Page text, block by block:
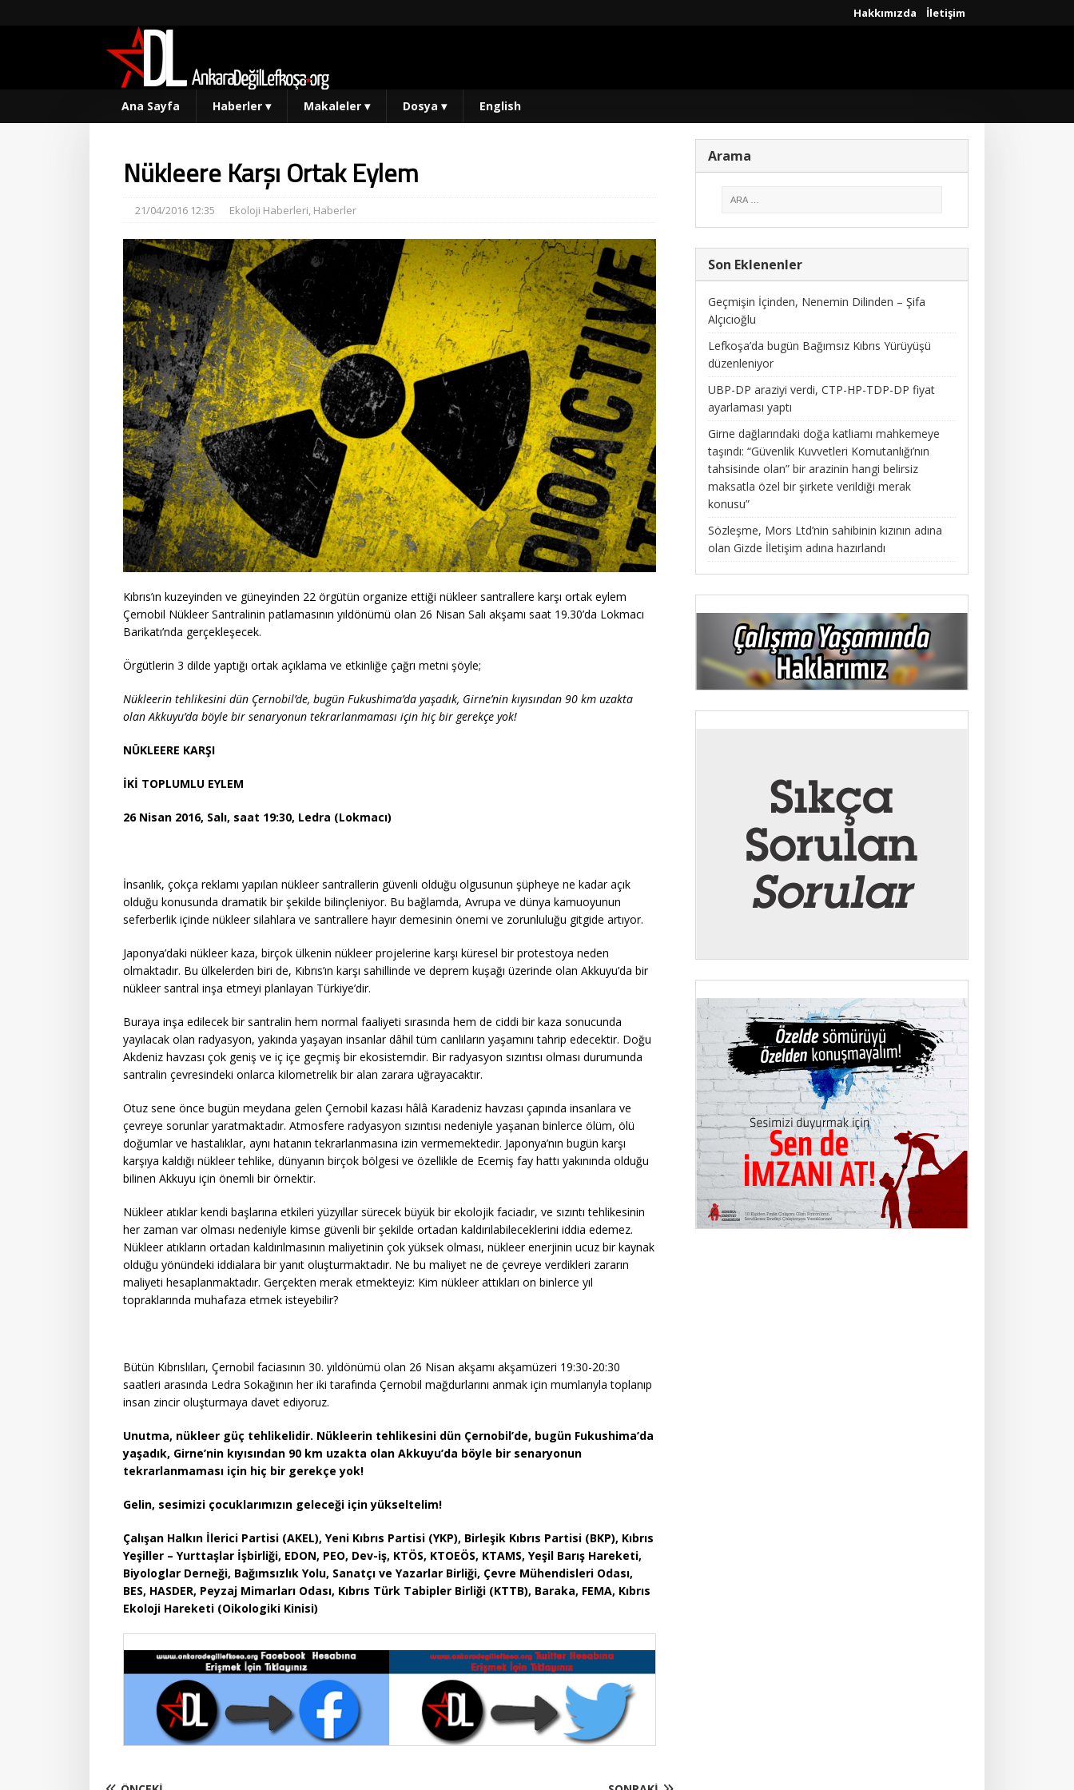
Hakkımızda İletişim
Ana Sayfa Haberler ▾ Makaleler ▾ Dosya ▾ English
Nükleere Karşı Ortak Eylem
21/04/2016 12:35 Ekoloji Haberleri, Haberler
Kıbrıs’ın kuzeyinden ve güneyinden 22 örgütün organize ettiği nükleer santrallere karşı ortak eylem
Çernobil Nükleer Santralinin patlamasının yıldönümü olan 26 Nisan Salı akşamı saat 19.30’da Lokmacı
Barikatı’nda gerçekleşecek.
Örgütlerin 3 dilde yaptığı ortak açıklama ve etkinliğe çağrı metni şöyle;
Nükleerin tehlikesini dün Çernobil’de, bugün Fukushima’da yaşadık, Girne’nin kıyısından 90 km uzakta
olan Akkuyu’da böyle bir senaryonun tekrarlanmaması için hiç bir gerekçe yok!
NÜKLEERE KARŞI
İKİ TOPLUMLU EYLEM
26 Nisan 2016, Salı, saat 19:30, Ledra (Lokmacı)
İnsanlık, çokça reklamı yapılan nükleer santrallerin güvenli olduğu olgusunun şüpheye ne kadar açık
olduğu konusunda dramatik bir şekilde bilinçleniyor. Bu bağlamda, Avrupa ve dünya kamuoyunun
seferberlik içinde nükleer silahlara ve santrallere hayır demesinin önemi ve zorunluluğu gitgide artıyor.
Japonya’daki nükleer kaza, birçok ülkenin nükleer projelerine karşı küresel bir protestoya neden
olmaktadır. Bu ülkelerden biri de, Kıbrıs’ın karşı sahillinde ve deprem kuşağı üzerinde olan Akkuyu’da bir
nükleer santral inşa etmeyi planlayan Türkiye’dir.
Buraya inşa edilecek bir santralin hem normal faaliyeti sırasında hem de ciddi bir kaza sonucunda
yayılacak olan radyasyon, yakında yaşayan insanlar dâhil tüm canlıların yaşamını tahrip edecektir. Doğu
Akdeniz havzası çok geniş ve iç içe geçmiş bir ekosistemdir. Bir radyasyon sızıntısı olması durumunda
santralin çevresindeki onlarca kilometrelik bir alan zarara uğrayacaktır.
Otuz sene önce bugün meydana gelen Çernobil kazası hâlâ Karadeniz havzası çapında insanlara ve
çevreye sorunlar yaratmaktadır. Atmosfere radyasyon sızıntısı nedeniyle yaşanan binlerce ölüm, ölü
doğumlar ve hastalıklar, aynı hatanın tekrarlanmasına izin vermemektedir. Japonya’nın bugün karşı
karşıya kaldığı nükleer tehlike, dünyanın birçok bölgesi ve özellikle de Ecemiş fay hattı yakınında olduğu
bilinen Akkuyu için önemli bir örnektir.
Nükleer atıklar kendi başlarına etkileri yüzyıllar sürecek büyük bir ekolojik faciadır, ve sızıntı tehlikesinin
her zaman var olması nedeniyle kimse güvenli bir şekilde ortadan kaldırılabileceklerini iddia edemez.
Nükleer atıkların ortadan kaldırılmasının maliyetinin çok yüksek olması, nükleer enerjinin ucuz bir kaynak
olduğu yönündeki iddialara bir yanıt oluşturmaktadır. Ne bu maliyet ne de çevreye verdikleri zararın
maliyeti hesaplanmaktadır. Gerçekten merak etmekteyiz: Kim nükleer attıkları on binlerce yıl
topraklarında muhafaza etmek isteyebilir?
Bütün Kıbrıslıları, Çernobil faciasının 30. yıldönümü olan 26 Nisan akşamı akşamüzeri 19:30-20:30
saatleri arasında Ledra Sokağının her iki tarafında Çernobil mağdurlarını anmak için mumlarıyla toplanıp
insan zincir oluşturmaya davet ediyoruz.
Unutma, nükleer güç tehlikelidir. Nükleerin tehlikesini dün Çernobil’de, bugün Fukushima’da
yaşadık, Girne’nin kıyısından 90 km uzakta olan Akkuyu’da böyle bir senaryonun
tekrarlanmaması için hiç bir gerekçe yok!
Gelin, sesimizi çocuklarımızın geleceği için yükseltelim!
Çalışan Halkın İlerici Partisi (AKEL), Yeni Kıbrıs Partisi (YKP), Birleşik Kıbrıs Partisi (BKP), Kıbrıs
Yeşiller – Yurttaşlar İşbirliği, EDON, PEO, Dev-iş, KTÖS, KTOEÖS, KTAMS, Yeşil Barış Hareketi,
Biyologlar Derneği, Bağımsızlık Yolu, Sanatçı ve Yazarlar Birliği, Çevre Mühendisleri Odası,
BES, HASDER, Peyzaj Mimarları Odası, Kıbrıs Türk Tabipler Birliği (KTTB), Baraka, FEMA, Kıbrıs
Ekoloji Hareketi (Oikologiki Kinisi)
Arama
Son Eklenenler
Geçmişin İçinden, Nenemin Dilinden – Şifa
Alçıcıoğlu
Lefkoşa’da bugün Bağımsız Kıbrıs Yürüyüşü
düzenleniyor
UBP-DP araziyi verdi, CTP-HP-TDP-DP fiyat
ayarlaması yaptı
Girne dağlarındaki doğa katliamı mahkemeye
taşındı: “Güvenlik Kuvvetleri Komutanlığı’nın
tahsisinde olan” bir arazinin hangi belirsiz
maksatla özel bir şirkete verildiği merak
konusu”
Sözleşme, Mors Ltd’nin sahibinin kızının adına
olan Gizde İletişim adına hazırlandı